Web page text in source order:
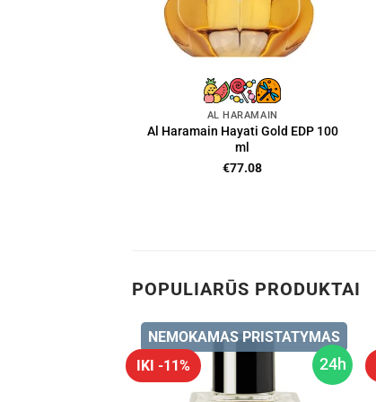
AL HARAMAIN
Al Haramain Hayati Gold EDP 100
ml
€77.08
POPULIARŪS PRODUKTAI
24h
IKI -11%
NEMOKAMAS PRISTATYMAS